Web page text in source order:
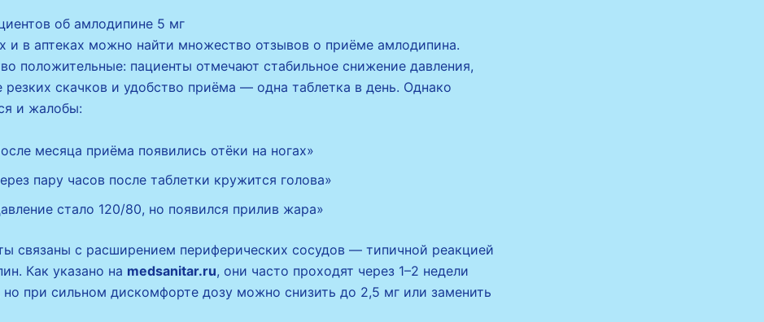
об амлодипине 5 мг
и в аптеках можно найти множество отзывов о приёме амлодипина.
положительные: пациенты отмечают стабильное снижение давления,
резких скачков и удобство приёма — одна таблетка в день. Однако
и жалобы:
месяца приёма появились отёки на ногах»
пару часов после таблетки кружится голова»
стало 120/80, но появился прилив жара»
связаны с расширением периферических сосудов — типичной реакцией
Как указано на medsanitar.ru, они часто проходят через 1–2 недели
но при сильном дискомфорте дозу можно снизить до 2,5 мг или заменить